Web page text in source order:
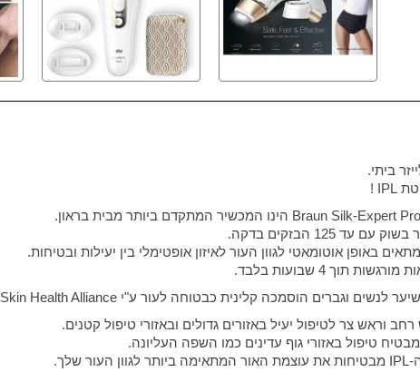
ביתי.
IPL
!
Braun Silk-Expert הינו המכשיר המתקדם ביותר מבית בראון.
עד 125 הבזקים בדקה.
מתאים באופן אוטומאטי לגוון העור לאיזון אופטימלי בין יעילות ובטיחות.
לנשים וגברים הוסמכה קלינית כבטוחה לעור ע"י Skin Health Alliance
וראש צר לטיפול יעיל באזורים גדולים ובאזורי טיפול קטנים.
טיפול באזורי גוף עדינים כמו השפה העליונה.
IPL מבטיחות את עוצמת האור המתאימה ביותר לגוון העור שלך.